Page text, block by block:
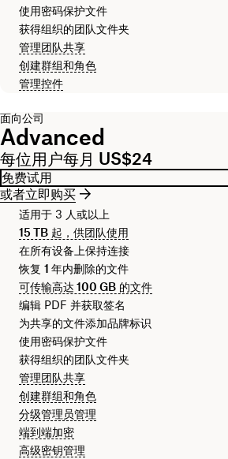
使用密码保护文件
获得组织的团队文件夹
管理团队共享
创建群组和角色
管理控件
面向公司
Advanced
每位用户每月 US$24
免费试用
或者立即购买
适用于 3 人或以上
15 TB 起，供团队使用
在所有设备上保持连接
恢复 1 年内删除的文件
可传输高达100 GB 的文件
编辑 PDF 并获取签名
为共享的文件添加品牌标识
使用密码保护文件
获得组织的团队文件夹
管理团队共享
创建群组和角色
分级管理员管理
端到端加密
高级密钥管理